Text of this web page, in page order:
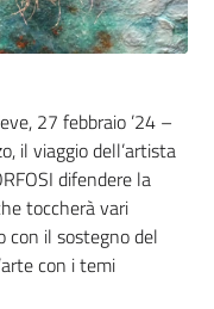
27 febbraio ’24 –
il viaggio dell’artista
difendere la
toccherà vari
con il sostegno del
con i temi